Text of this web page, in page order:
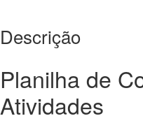
Descrição
Planilha de
Atividades